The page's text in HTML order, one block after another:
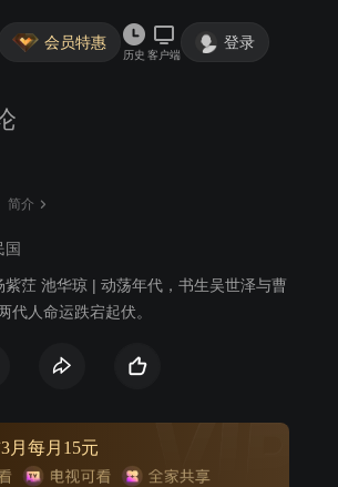
会员特惠
历史 客户端
登录
简介
国
茳 池华琼 | 动荡年代，书生吴世泽与曹
代人命运跌宕起伏。
月每月15元